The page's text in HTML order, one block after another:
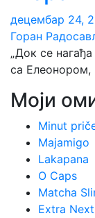
децембар 24,
Горан
„Док се
са
Моји
Minut
Majamigo
Lakapana
O Caps
Matcha
Extra Next